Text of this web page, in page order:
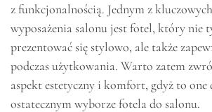
z funkcjonalnością. Jednym z
wyposażenia salonu jest fotel, który nie
prezentować się stylowo, ale także
podczas użytkowania. Warto zatem
aspekt estetyczny i komfort, gdyż to one
ostatecznym wyborze fotela do salonu.